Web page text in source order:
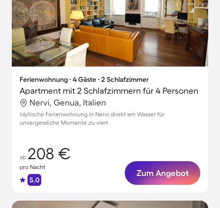
Ferienwohnung ∙ 4 Gäste ∙ 2 Schlafzimmer
Apartment mit 2 Schlafzimmern für 4 Personen
Nervi, Genua, Italien
Idyllische Ferienwohnung in Nervi direkt am Wasser für
unvergessliche Momente zu viert
ab 208 €
pro Nacht
5.0
Zum Angebot